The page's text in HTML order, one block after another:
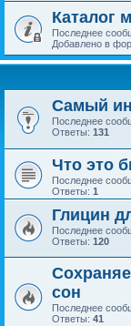
Каталог
Последнее
Добавлено в
Самый
Последнее
Ответы: 131
Что это
Последнее
Ответы: 1
Глицин
Последнее
Ответы: 120
сон
Последнее
Ответы: 41